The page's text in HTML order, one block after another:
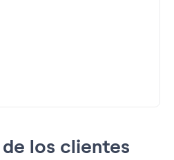
los clientes